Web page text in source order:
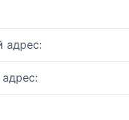
адрес: